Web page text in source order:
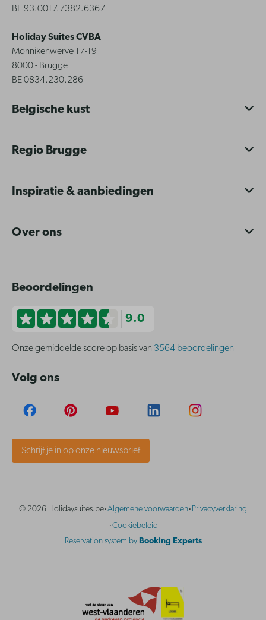
BE 93.0017.7382.6367
Holiday Suites CVBA
Monnikenwerve 17-19
8000 - Brugge
BE 0834.230.286
Belgische kust
Regio Brugge
Inspiratie & aanbiedingen
Over ons
Beoordelingen
9.0
Onze gemiddelde score op basis van 3564 beoordelingen
Volg ons
Schrijf je in op onze nieuwsbrief
© 2026 Holidaysuites.be·Algemene voorwaarden· Privacyverklaring
·Cookiebeleid
Reservation system by Booking Experts